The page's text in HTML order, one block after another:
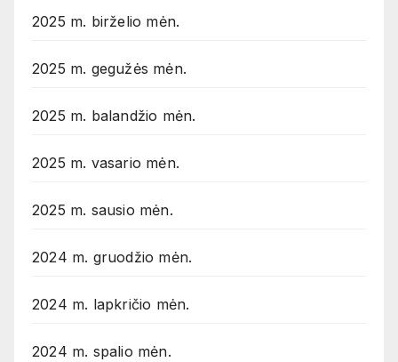
2025 m. birželio mėn.
2025 m. gegužės mėn.
2025 m. balandžio mėn.
2025 m. vasario mėn.
2025 m. sausio mėn.
2024 m. gruodžio mėn.
2024 m. lapkričio mėn.
2024 m. spalio mėn.